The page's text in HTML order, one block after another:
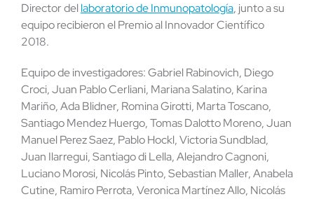
Director dellaboratorio de Inmunopatología, junto a su
equipo recibieron el Premio al Innovador Científico
2018.
Equipo de investigadores: Gabriel Rabinovich, Diego
Croci, Juan Pablo Cerliani, Mariana Salatino, Karina
Mariño, Ada Blidner, Romina Girotti, Marta Toscano,
Santiago Mendez Huergo, Tomas Dalotto Moreno, Juan
Manuel Perez Saez, Pablo Hockl, Victoria Sundblad,
Juan Ilarregui, Santiago di Lella, Alejandro Cagnoni,
Luciano Morosi, Nicolás Pinto, Sebastian Maller, Anabela
Cutine, Ramiro Perrota, Veronica Martínez Allo, Nicolás